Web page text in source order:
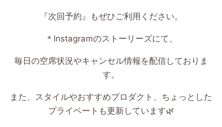
『次回予約』もぜひご利用ください。
＊ Instagramのストーリーズにて、
毎日の空席状況やキャンセル情報を配信しておりま
す。
また、スタイルやおすすめプロダクト、ちょっとした
プライベートも更新しています🌿